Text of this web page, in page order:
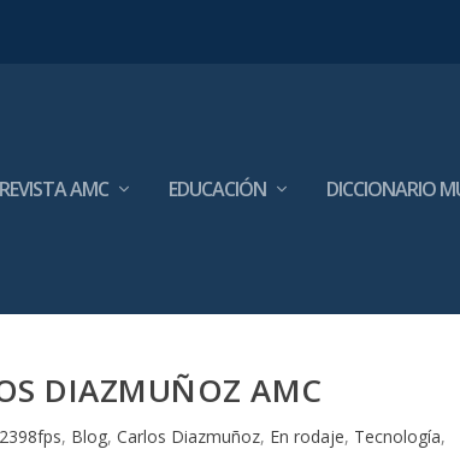
REVISTA AMC EDUCACIÓN DICCIONARIO
DIAZMUÑOZ AMC
2398fps, Blog,Carlos Diazmuñoz, En rodaje, Tecnología,